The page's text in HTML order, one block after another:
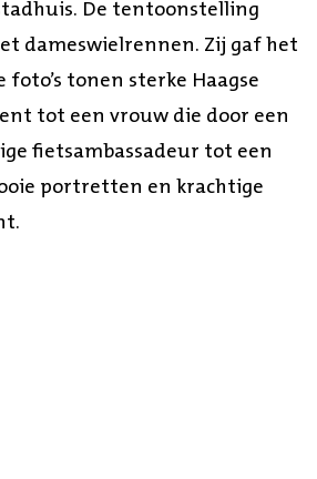
De tentoonstelling
dameswielrennen. Zij gaf het
tonen sterke Haagse
tot een vrouw die door een
fietsambassadeur tot een
portretten en krachtige